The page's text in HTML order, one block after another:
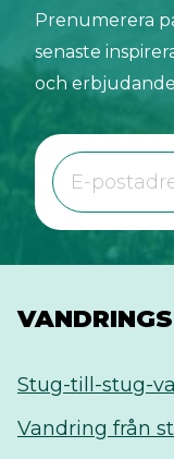
Prenumerera
senaste
och
Stug-till-stug-
Vandring från